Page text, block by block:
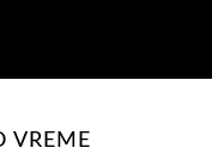
VREME